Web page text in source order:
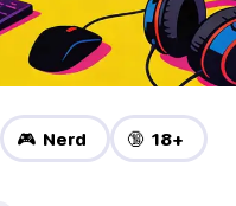
🎮 Nerd 🔞 18+